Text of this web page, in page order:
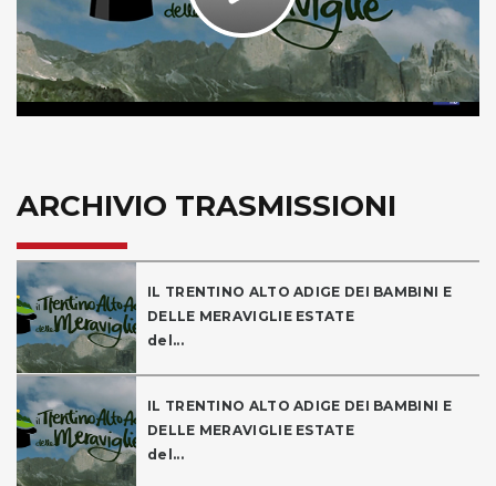
ARCHIVIO TRASMISSIONI
IL TRENTINO ALTO ADIGE DEI BAMBINI E
DELLE MERAVIGLIE ESTATE
del...
IL TRENTINO ALTO ADIGE DEI BAMBINI E
DELLE MERAVIGLIE ESTATE
del...